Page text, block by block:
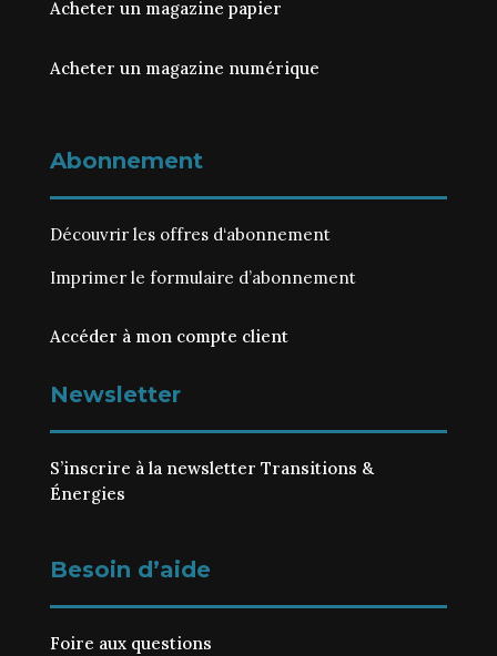
Acheter un magazine papier
Acheter un magazine numérique
Abonnement
Découvrir les offres d‘abonnement
Imprimer le formulaire d’abonnement
Accéder à mon compte client
Newsletter
S’inscrire à la newsletter Transitions &
Énergies
Besoin d’aide
Foire aux questions